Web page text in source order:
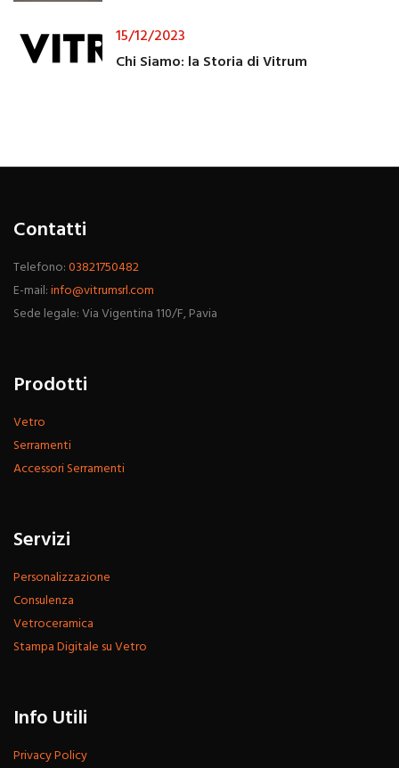
15/12/2023
Chi Siamo: la Storia di Vitrum
Contatti
Telefono:03821750482
E-mail:info@vitrumsrl.com
Sede legale: Via Vigentina 110/F, Pavia
Prodotti
Vetro
Serramenti
Accessori Serramenti
Servizi
Personalizzazione
Consulenza
Vetroceramica
Stampa Digitale su Vetro
Info Utili
Privacy Policy